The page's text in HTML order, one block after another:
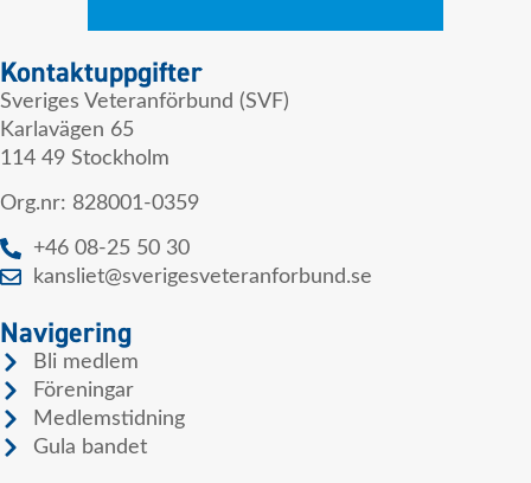
Kontaktuppgifter
Sveriges Veteranförbund (SVF)
Karlavägen 65
114 49 Stockholm
Org.nr: 828001-0359
+46 08-25 50 30
kansliet@sverigesveteranforbund.se
Navigering
Bli medlem
Föreningar
Medlemstidning
Gula bandet